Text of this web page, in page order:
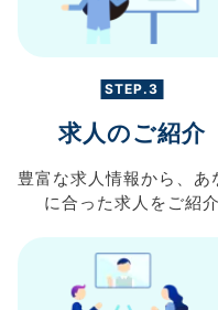
STEP.3
求人のご紹介
豊富な求人情報から、 あ
に合った求人を ご紹介